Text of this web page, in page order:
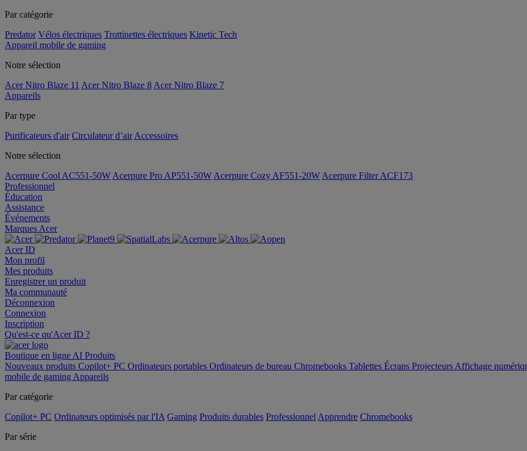
Par catégorie
Predator Vélos électriques Trottinettes électriques Kinetic Tech
Appareil mobile de gaming
Notre sélection
Acer Nitro Blaze 11 Acer Nitro Blaze 8 Acer Nitro Blaze 7
Appareils
Par type
Purificateurs d'air Circulateur d’air Accessoires
Notre sélection
Acerpure Cool AC551-50W Acerpure Pro AP551-50W Acerpure Cozy AF551-20W Acerpure Filter ACF173
Professionnel
Éducation
Assistance
Événements
Marques Acer
Acer ID
Mon profil
Mes produits
Enregistrer un produit
Ma communauté
Déconnexion
Connexion
Inscription
Qu'est-ce qu'Acer ID ?
Boutique en ligne AI Produits
Nouveaux produits Copilot+ PC Ordinateurs portables Ordinateurs de bureau Chromebooks Tablettes Écrans Projecteurs Affichage
mobile de gaming Appareils
Par catégorie
Copilot+ PC Ordinateurs optimisés par l'IA Gaming Produits durables Professionnel Apprendre Chromebooks
Par série